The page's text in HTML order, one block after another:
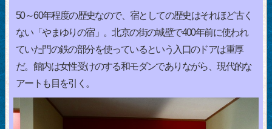
50～60年程度の歴史なので、宿としての歴史はそれほど古く
ない「やまゆりの宿」。北京の街の城壁で400年前に使われ
ていた門の鉄の部分を使っているという入口のドアは重厚
だ。館内は女性受けのする和モダンでありながら、現代的な
アートも目を引く。